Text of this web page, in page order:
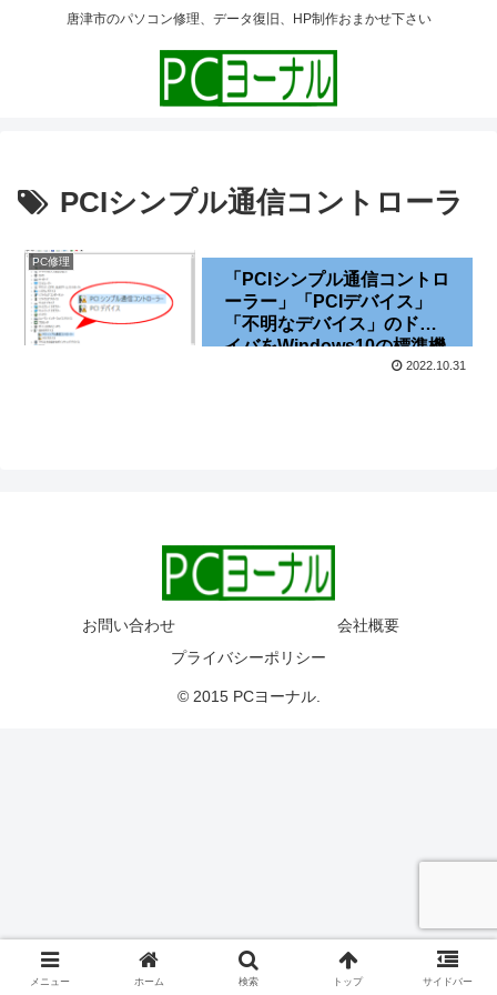
唐津市のパソコン修理、データ復旧、HP制作おまかせ下さい
PCIシンプル通信コントローラ
PC修理
「PCIシンプル通信コントロ
ーラー」「PCIデバイス」
「不明なデバイス」のドラ
イバをWindows10の標準機
2022.10.31
お問い合わせ
会社概要
プライバシーポリシー
© 2015 PCヨーナル.
メニュー ホーム 検索 トップ サイドバー